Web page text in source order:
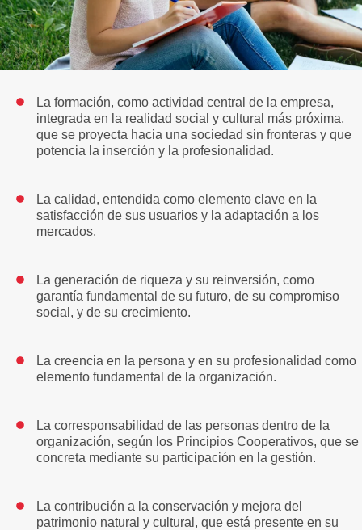
La formación, como actividad central de la empresa,
integrada en la realidad social y cultural más próxima,
que se proyecta hacia una sociedad sin fronteras y que
potencia la inserción y la profesionalidad.
La calidad, entendida como elemento clave en la
satisfacción de sus usuarios y la adaptación a los
mercados.
La generación de riqueza y su reinversión, como
garantía fundamental de su futuro, de su compromiso
social, y de su crecimiento.
La creencia en la persona y en su profesionalidad como
elemento fundamental de la organización.
La corresponsabilidad de las personas dentro de la
organización, según los Principios Cooperativos, que se
concreta mediante su participación en la gestión.
La contribución a la conservación y mejora del
patrimonio natural y cultural, que está presente en su